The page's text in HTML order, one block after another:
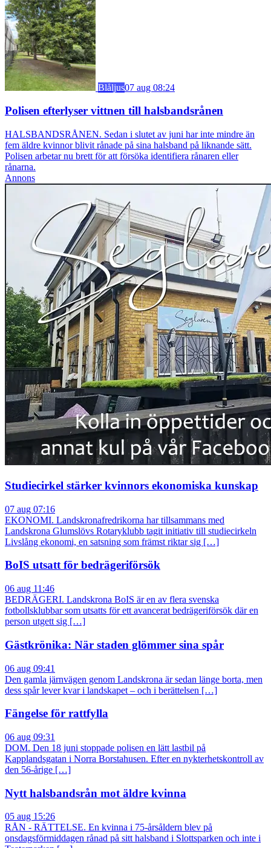
Blåljus07 aug 08:24
Polisen efterlyser vittnen till halsbandsrånen
HALSBANDSRÅNEN. Sedan i slutet av juni har inte mindre än
fem äldre kvinnor blivit rånade på sina halsband på liknande sätt.
Polisen arbetar nu brett för att försöka identifiera rånaren eller
rånarna.
Annons
Studiecirkel stärker kvinnors ekonomiska kunskap
07 aug 07:16
EKONOMI. Landskronafredrikorna har tillsammans med
Landskrona Glumslövs Rotaryklubb tagit initiativ till studiecirkeln
Livslång ekonomi, en satsning som främst riktar sig […]
BoIS utsatt för bedrägeriförsök
06 aug 11:46
BEDRÄGERI. Landskrona BoIS är en av flera svenska
fotbollsklubbar som utsatts för ett avancerat bedrägeriförsök där en
person utgett sig […]
Gästkrönika: När staden glömmer sina spår
06 aug 09:41
Den gamla järnvägen genom Landskrona är sedan länge borta, men
dess spår lever kvar i landskapet – och i berättelsen […]
Fängelse för rattfylla
06 aug 09:31
DOM. Den 18 juni stoppade polisen en lätt lastbil på
Kapplandsgatan i Norra Borstahusen. Efter en nykterhetskontroll av
den 56-årige […]
Nytt halsbandsrån mot äldre kvinna
05 aug 15:26
RÅN - RÄTTELSE. En kvinna i 75-årsåldern blev på
onsdagsförmiddagen rånad på sitt halsband i Slottsparken och inte i